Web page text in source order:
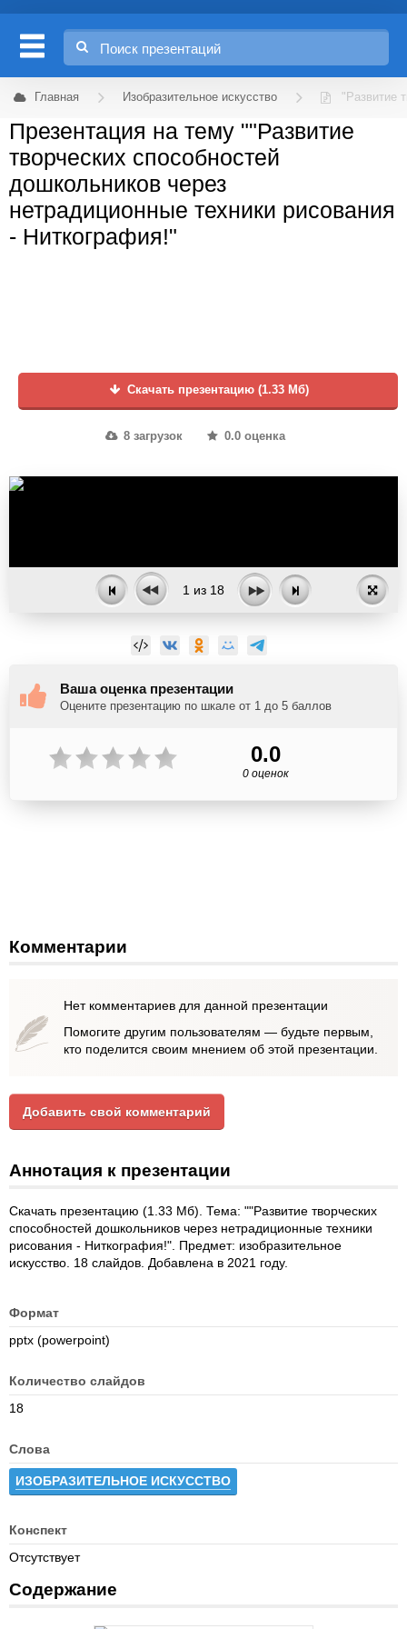
Главная Изобразительное искусство "Развитие
Презентация на тему ""Развитие
творческих способностей
дошкольников через
нетрадиционные техники рисования
- Ниткография!"
Скачать презентацию (1.33 Мб)
8 загрузок 0.0 оценка
1 из 18
Ваша оценка презентации
Оцените презентацию по шкале от 1 до 5 баллов
0.0
0 оценок
Комментарии
Нет комментариев для данной презентации
Помогите другим пользователям — будьте первым,
кто поделится своим мнением об этой презентации.
Добавить свой комментарий
Аннотация к презентации
Скачать презентацию (1.33 Мб). Тема: ""Развитие творческих
способностей дошкольников через нетрадиционные техники
рисования - Ниткография!". Предмет: изобразительное
искусство. 18 слайдов. Добавлена в 2021 году.
Формат
pptx (powerpoint)
Количество слайдов
18
Слова
ИЗОБРАЗИТЕЛЬНОЕ ИСКУССТВО
Конспект
Отсутствует
Содержание